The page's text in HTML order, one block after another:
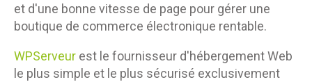
et d'une bonne vitesse de page pour gérer une
boutique de commerce électronique rentable.
WPServeur est le fournisseur d'hébergement Web
le plus simple et le plus sécurisé exclusivement